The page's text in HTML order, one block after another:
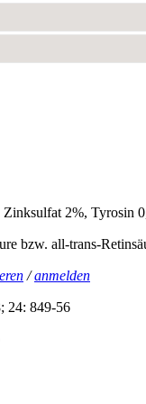
Zinksulfat 2%, Tyrosin
bzw. all-trans-
/anmelden
24: 849-56